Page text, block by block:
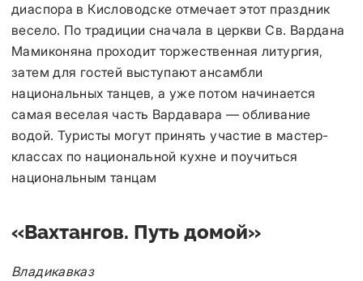
диаспора в Кисловодске отмечает этот праздник
весело. По традиции сначала в церкви Св. Вардана
Мамиконяна проходит торжественная литургия,
затем для гостей выступают ансамбли
национальных танцев, а уже потом начинается
самая веселая часть Вардавара — обливание
водой. Туристы могут принять участие в мастер-
классах по национальной кухне и поучиться
национальным танцам
«Вахтангов. Путь домой»
Владикавказ